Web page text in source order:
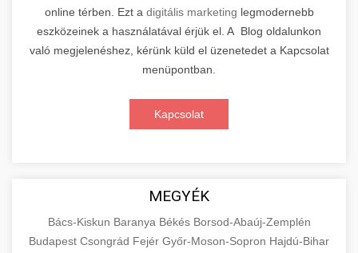
online térben. Ezt a digitális marketing legmodernebb
eszközeinek a használatával érjük el. A Blog oldalunkon
való megjelenéshez, kérünk küld el üzenetedet a Kapcsolat
menüpontban.
Kapcsolat
MEGYÉK
Bács-Kiskun Baranya Békés Borsod-Abaúj-Zemplén
Budapest Csongrád Fejér Győr-Moson-Sopron Hajdú-Bihar